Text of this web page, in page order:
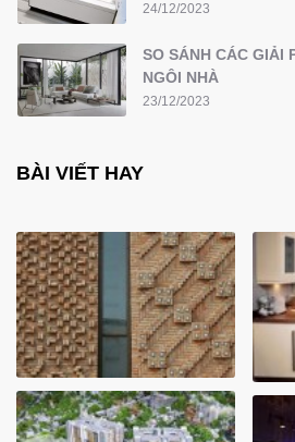
24/12/2023
SO SÁNH CÁC GIẢI
NGÔI NHÀ
23/12/2023
BÀI VIẾT HAY